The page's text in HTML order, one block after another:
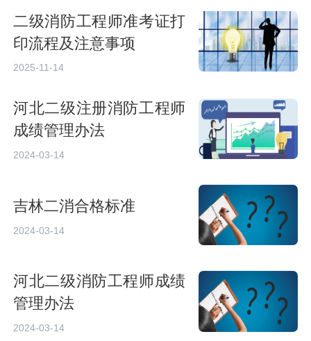
二级消防工程师准考证打
印流程及注意事项
2025-11-14
河北二级注册消防工程师
成绩管理办法
2024-03-14
吉林二消合格标准
2024-03-14
河北二级消防工程师成绩
管理办法
2024-03-14